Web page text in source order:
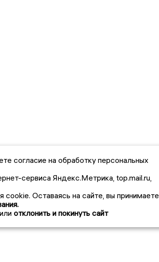
согласие на обработку персональных
сервиса Яндекс.Метрика, top.mail.ru,
cookie. Оставаясь на сайте, вы принимаете
или отклонить и покинуть сайт